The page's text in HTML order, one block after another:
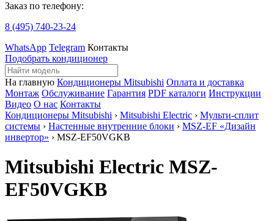
Заказ по телефону:
8 (495) 740-23-24
WhatsApp Telegram Контакты
Подобрать кондиционер
На главную Кондиционеры Mitsubishi Оплата и доставка
Монтаж Обслуживание Гарантия PDF каталоги Инструкции
Видео О нас Контакты
Кондиционеры Mitsubishi › Mitsubishi Electric › Мульти-сплит
системы › Настенные внутренние блоки › MSZ-EF «Дизайн
инвертор» › MSZ-EF50VGKB
Mitsubishi Electric MSZ-
EF50VGKB